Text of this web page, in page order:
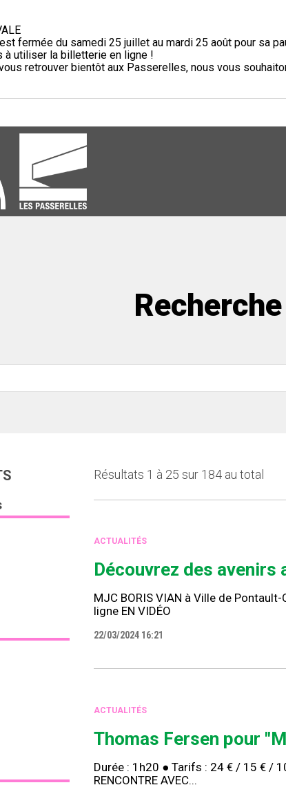
fermée du samedi 25 juillet au mardi 25 août pour sa
à utiliser la billetterie en ligne !
retrouver bientôt aux Passerelles, nous vous
Résultats 1 à 25 sur 184 au total
ACTUALITÉS
Découvrez des
MJC BORIS VIAN à Ville de
ligne EN VIDÉO
22/03/2024 16:21
ACTUALITÉS
Thomas Fersen pour
Durée : 1h20 ● Tarifs : 24 € / 15 € /
RENCONTRE AVEC...